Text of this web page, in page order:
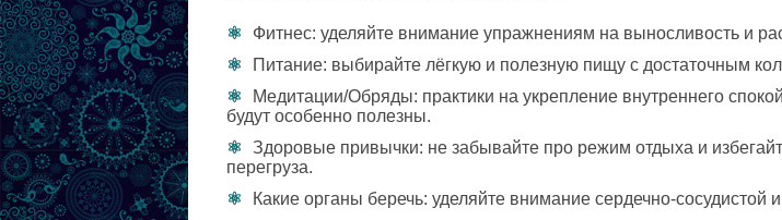
Фитнес: уделяйте внимание упражнениям на выносливость и
Питание: выбирайте лёгкую и полезную пищу с достаточным
Медитации/Обряды: практики на укрепление внутреннего
будут особенно полезны.
Здоровые привычки: не забывайте про режим отдыха и
перегруза.
Какие органы беречь: уделяйте внимание сердечно-сосудистой